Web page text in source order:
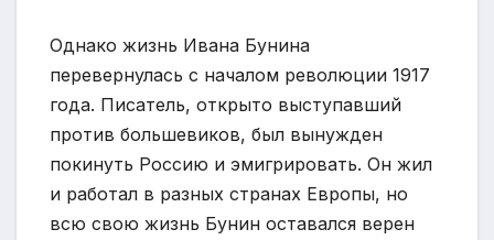
Однако жизнь Ивана Бунина
перевернулась с началом революции 1917
года. Писатель, открыто выступавший
против большевиков, был вынужден
покинуть Россию и эмигрировать. Он жил
и работал в разных странах Европы, но
всю свою жизнь Бунин оставался верен